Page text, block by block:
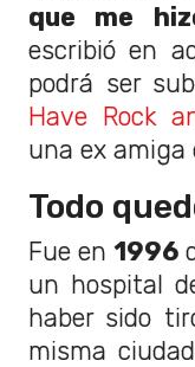
que me
escribió en
podrá ser
Have Rock
una ex
Todo
Fue en1996
un hospital
haber sido
misma